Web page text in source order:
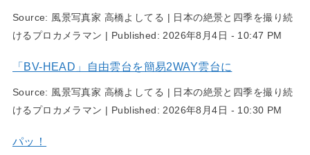
Source: 風景写真家 高橋よしてる | 日本の絶景と四季を撮り続
けるプロカメラマン | Published: 2026年8月4日 - 10:47 PM
「BV-HEAD」自由雲台を簡易2WAY雲台に
Source: 風景写真家 高橋よしてる | 日本の絶景と四季を撮り続
けるプロカメラマン | Published: 2026年8月4日 - 10:30 PM
パッ！